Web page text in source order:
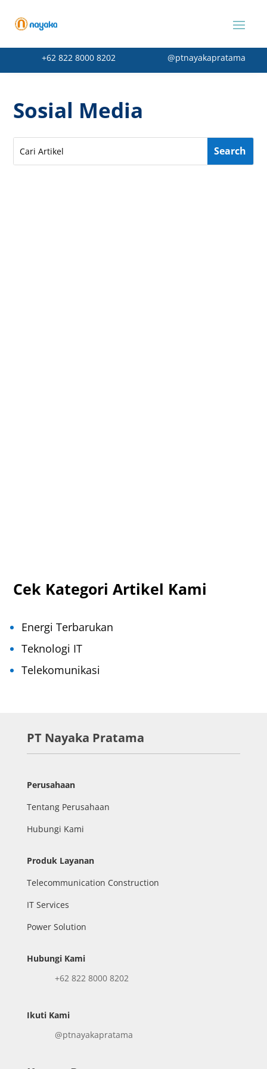
+62 822 8000 8202 @ptnayakapratama
Sosial Media
Cek Kategori Artikel Kami
Energi Terbarukan
Teknologi IT
Telekomunikasi
PT Nayaka Pratama
Perusahaan
Tentang Perusahaan
Hubungi Kami
Produk Layanan
Telecommunication Construction
IT Services
Power Solution
Hubungi Kami
+62 822 8000 8202
Ikuti Kami
@ptnayakapratama